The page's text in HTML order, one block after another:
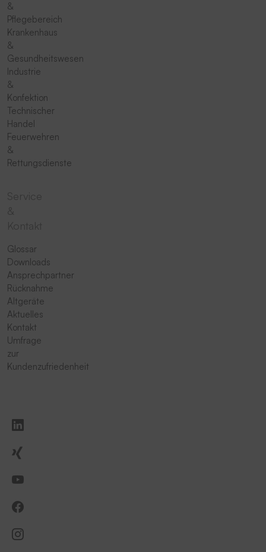
&
Pflegebereich
Krankenhaus
&
Gesundheitswesen
Industrie
&
Konfektion
Technischer
Handel
Feuerwehren
&
Rettungsdienste
Glossar
Downloads
Ansprechpartner
Rücknahme
Altgeräte
Aktuelles
Kontakt
Umfrage
zur
Kundenzufriedenheit